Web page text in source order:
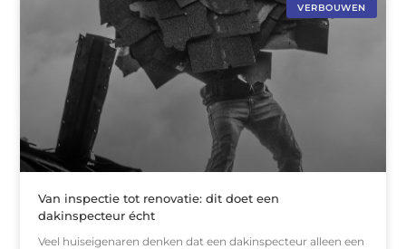
VERBOUWEN
Van inspectie tot renovatie: dit doet een
dakinspecteur écht
Veel huiseigenaren denken dat een dakinspecteur alleen een